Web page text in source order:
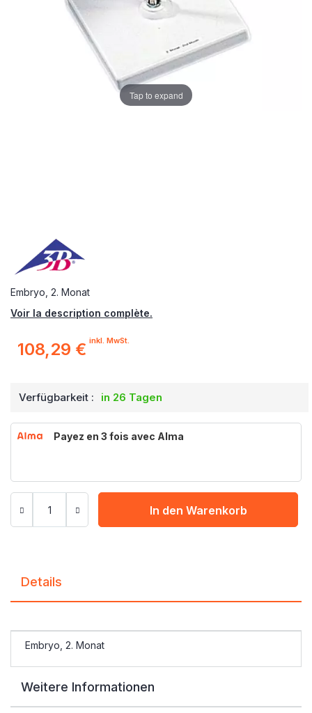
Embryo, 2. Monat
Voir la description complète.
108,29 € inkl. MwSt.
Verfügbarkeit : in 26 Tagen
Payez en 3 fois avec Alma
In den Warenkorb
Tap to expand
Details
Embryo, 2. Monat
Weitere Informationen